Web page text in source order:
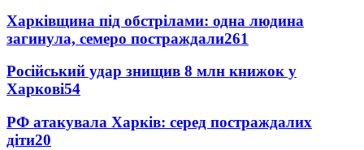
Харківщина під обстрілами: одна людина
загинула, семеро постраждали261
Російський удар знищив 8 млн книжок у
Харкові54
РФ атакувала Харків: серед постраждалих
діти20